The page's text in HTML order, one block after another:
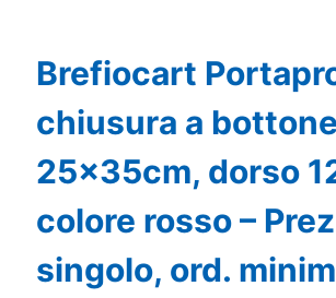
Brefiocart
chiusura a
25x35cm, dorso
colore rosso –
singolo, ord.